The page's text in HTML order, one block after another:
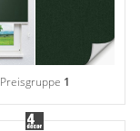
Preisgruppe 1